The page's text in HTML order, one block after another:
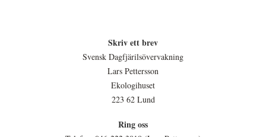
Skriv ett brev
Svensk Dagfjärilsövervakning
Lars Pettersson
Ekologihuset
223 62 Lund
Ring oss